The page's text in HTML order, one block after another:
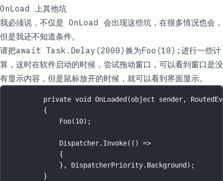
OnLoad 上其他坑
我必须说，不仅是 OnLoad 会出现这些坑，在很多情况也会，
但是我还不知道条件。
请把await Task.Delay(2000) 换为Foo(10);进行一些计
算，这时在软件启动的时候，尝试拖动窗口，可以看到窗口是没
有显示内容，但是鼠标放开的时候，就可以看到界面显示。
private void OnLoaded (object sender,
{
Foo(10);
Dispatcher. Invoke(() =>
{
}, DispatcherPriority.Background);
}